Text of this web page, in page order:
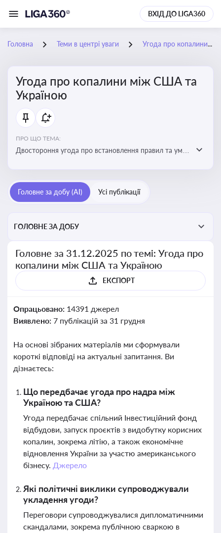
ВХІД ДО LIGA360
Головна Теми в центрі уваги Угода про копалини між США та Україною
Угода про копалини між США та
Україною
ПРО ЩО ТЕМА:
Двостороння угода про встановлення правил та умов
перспективи України
Головне за добу (AI) Усі публікації
ГОЛОВНЕ ЗА ДОБУ
Головне за 31.12.2025 по темі: Угода про
копалини між США та Україною
ЕКСПОРТ
Опрацьовано: 14391 джерел
Виявлено: 7 публікацій за 31 грудня
На основі зібраних матеріалів ми сформували
короткі відповіді на актуальні запитання. Ви
дізнаєтесь:
Що передбачає угода про надра між
Україною та США?
Угода передбачає спільний Інвестиційний фонд
відбудови, запуск проєктів з видобутку корисних
копалин, зокрема літію, а також економічне
відновлення України за участю американського
бізнесу. Джерело
Які політичні виклики супроводжували
укладення угоди?
Переговори супроводжувалися дипломатичними
скандалами, зокрема публічною сваркою в